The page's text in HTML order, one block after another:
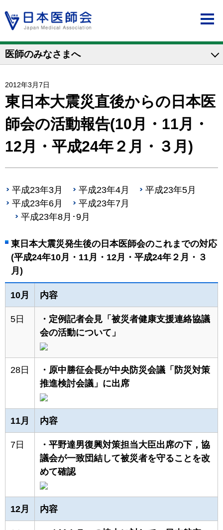
医師のみなさまへ
2012年3月7日
東日本大震災直後からの日本医
師会の活動報告(10月・11月・
12月・平成24年２月・３月)
平成23年3月 平成23年4月
平成23年5月
平成23年6月
平成23年7月
平成23年8月･9月
東日本大震災発生後の日本医師会のこれまでの対応
(平成24年10月・11月・12月・平成24年２月・３
月)
10月 内容
5日
・定例記者会見「被災者健康支援連絡協議
会の活動について」
28日
・原中勝征会長が中央防災会議「防災対策
推進検討会議」に出席
11月 内容
7日
・平野達男復興対策担当大臣出席の下，協
議会が一致団結して被災者を守ることを改
めて確認
12月 内容